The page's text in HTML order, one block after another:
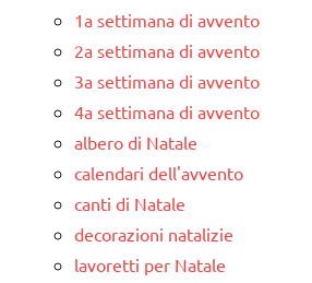
1a settimana di avvento
2a settimana di avvento
3a settimana di avvento
4a settimana di avvento
albero di Natale
calendari dell'avvento
canti di Natale
decorazioni natalizie
lavoretti per Natale